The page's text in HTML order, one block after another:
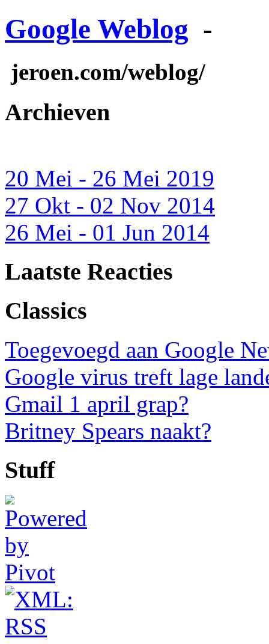
Google Weblog -
jeroen.com/weblog/
Archieven
20 Mei - 26 Mei 2019
27 Okt - 02 Nov 2014
26 Mei - 01 Jun 2014
Laatste Reacties
Classics
Toegevoegd aan Google
Google virus treft lage
Gmail 1 april grap?
Britney Spears naakt?
Stuff